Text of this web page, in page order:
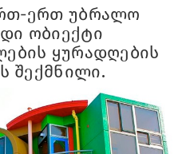
ერთ უბრალო
ობიექტი
ყურადღების
შექმნილი.